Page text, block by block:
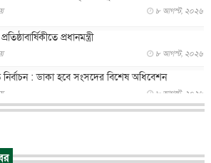
৮ আগস্ট, ২০২৬
প্রধানমন্ত্রী
৮ আগস্ট, ২০২৬
নির্বাচন : ডাকা হবে সংসদের বিশেষ অধিবেশন
৮ আগস্ট, ২০২৬
সঙ্গে সাক্ষাতে খুদে শিল্পী অনুশ্রী রায়ের স্বপ...